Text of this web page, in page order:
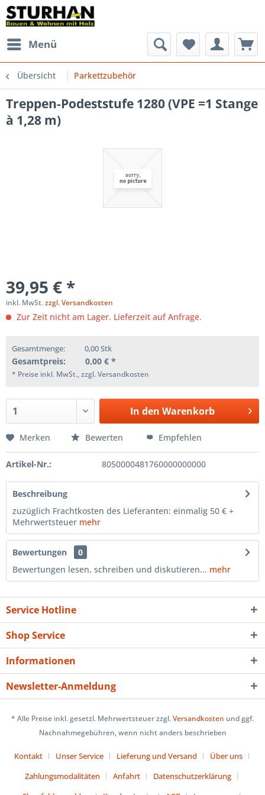
Menü
Übersicht Parkettzubehör
Treppen-Podeststufe 1280 (VPE =1 Stange
à 1,28 m)
39,95 € *
inkl. MwSt.zzgl. Versandkosten
Zur Zeit nicht am Lager. Lieferzeit auf Anfrage.
Gesamtmenge: 0,00Stk
Gesamtpreis: 0,00 € *
* Preise inkl. MwSt., zzgl. Versandkosten
In den Warenkorb
Merken Bewerten Empfehlen
Artikel-Nr.: 8050000481760000000000
Beschreibung
zuzüglich Frachtkosten des Lieferanten: einmalig 50 € +
Mehrwertsteuer mehr
Bewertungen
0
Bewertungen lesen, schreiben und diskutieren... mehr
Service Hotline
Shop Service
Informationen
Newsletter-Anmeldung
* Alle Preise inkl. gesetzl. Mehrwertsteuer zzgl.Versandkosten und ggf.
Nachnahmegebühren, wenn nicht anders beschrieben
Kontakt Unser Service Lieferung und Versand
Über uns
Zahlungsmodalitäten
Anfahrt
Datenschutzerklärung